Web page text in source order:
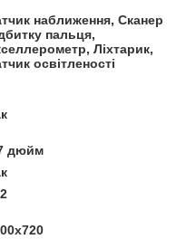
наближення, Сканер
пальця,
Ліхтарик,
освітленості
дюйм